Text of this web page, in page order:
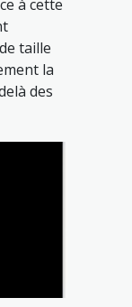
à cette
taille
la
des